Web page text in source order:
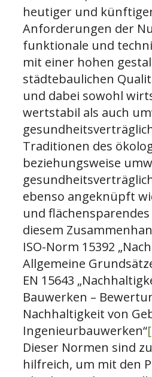
heutiger und
Anforderungen der
funktionale und
mit einer hohen
städtebaulichen
und dabei sowohl
wertstabil als auch
Traditionen des
beziehungsweise
ebenso angeknüpft
und flä­chensparendes
diesem
ISO-Norm 15392
Allgemeine
EN 15643
Bauwerken –
Nachhaltigkeit von
Ingenieurbauwerken“
Dieser Normen sind
hilfreich, um mit den